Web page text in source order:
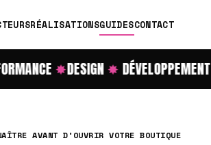
RÉALISATIONSGUIDESCONTACT
✸DESIGN✸DÉVELOPPEMENT✸
AVANT D'OUVRIR VOTRE BOUTIQUE